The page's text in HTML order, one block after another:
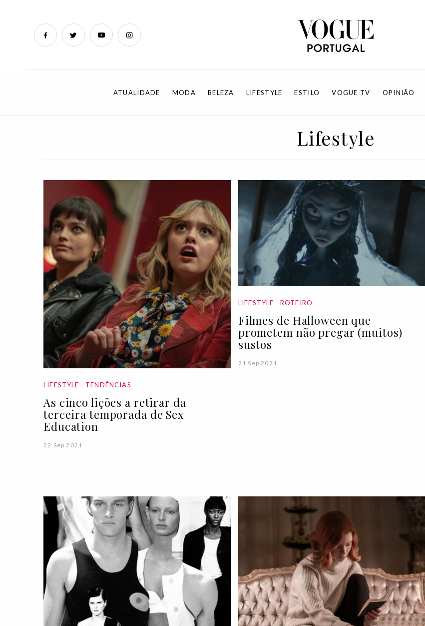
ATUALIDADE MODA BELEZA LIFESTYLE ESTILO VOGUE TV OPINIÃO
Lifestyle
LIFESTYLE TENDÊNCIAS
As cinco lições a retirar da
terceira temporada de Sex
Education
22 Sep 2021
LIFESTYLE ROTEIRO
Filmes de Halloween que
prometem não pregar (muitos)
sustos
21 Sep 2021